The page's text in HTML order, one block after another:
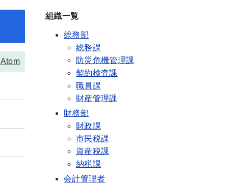
Atom
組織一覧
総務部
総務課
防災危機管理課
契約検査課
職員課
財産管理課
財務部
財政課
市民税課
資産税課
納税課
会計管理者